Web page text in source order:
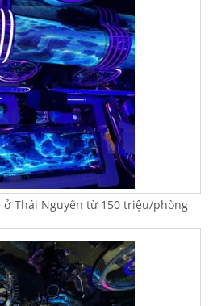
Thái Nguyên từ 150 triệu/phòng